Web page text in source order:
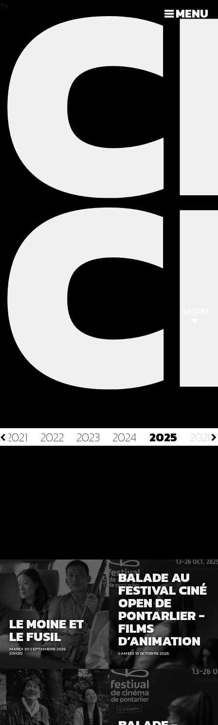
MENU
2021 2022 2023 2024 2025 2026
?>
LE MOINE ET
LE FUSIL
MARDI 30 SEPTEMBRE 2025
20H30
BALADE AU
FESTIVAL CINÉ
OPEN DE
PONTARLIER -
FILMS
D’ANIMATION
SAMEDI 18 OCTOBRE 2025